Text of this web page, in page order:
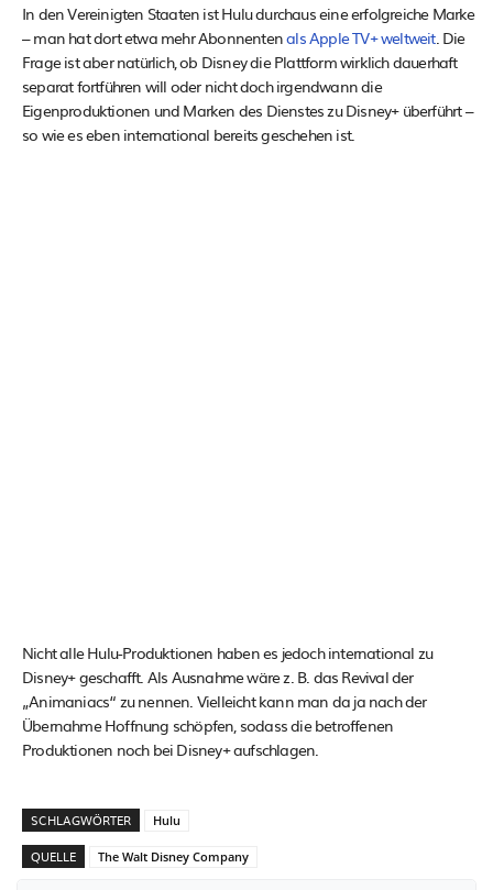
In den Vereinigten Staaten ist Hulu durchaus eine erfolgreiche Marke
– man hat dort etwa mehr Abonnentenals Apple TV+ weltweit. Die
Frage ist aber natürlich, ob Disney die Plattform wirklich dauerhaft
separat fortführen will oder nicht doch irgendwann die
Eigenproduktionen und Marken des Dienstes zu Disney+ überführt –
so wie es eben international bereits geschehen ist.
Nicht alle Hulu-Produktionen haben es jedoch international zu
Disney+ geschafft. Als Ausnahme wäre z. B. das Revival der
„Animaniacs“ zu nennen. Vielleicht kann man da ja nach der
Übernahme Hoffnung schöpfen, sodass die betroffenen
Produktionen noch bei Disney+ aufschlagen.
SCHLAGWÖRTER Hulu
QUELLE The Walt Disney Company